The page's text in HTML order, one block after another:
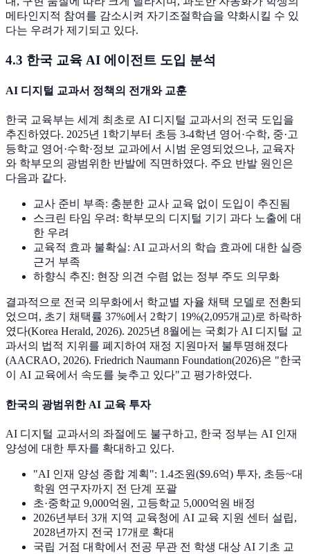
메타인지적 참여를 감소시켜 자기조절학습을 약화시킬 수 있
다는 우려가 제기되고 있다.
4.3 한국 교육 AI 에이전트 도입 분석
AI 디지털 교과서 정책의 전개와 교훈
한국 교육부는 세계 최초로 AI 디지털 교과서의 전국 도입을
추진하였다. 2025년 1학기부터 초등 3-4학년 영어·수학, 중·고
등학교 영어·수학·정보 교과에서 시범 운영되었으나, 교육자
와 학부모의 광범위한 반발에 직면하였다. 주요 반발 원인은
다음과 같다.
교사 준비 부족: 충분한 교사 교육 없이 도입이 추진됨
스크린 타임 우려: 학부모의 디지털 기기 과다 노출에 대
한 우려
교육적 효과 불확실: AI 교과서의 학습 효과에 대한 실증
근거 부족
하향식 추진: 현장 의견 수렴 없는 정부 주도 의무화
결과적으로 전국 의무화에서 학교별 자율 채택 모델로 전환되
었으며, 초기 채택률 37%에서 2학기 19%(2,095개교)로 하락하
였다(Korea Herald, 2026). 2025년 8월에는 국회가 AI 디지털 교
과서의 법적 지위를 폐지하여 재정 지원마저 불투명해졌다
(AACRAO, 2026). Friedrich Naumann Foundation(2026)은 "한국
이 AI 교육에서 속도를 늦추고 있다"고 평가하였다.
한국의 광범위한 AI 교육 투자
AI 디지털 교과서의 좌절에도 불구하고, 한국 정부는 AI 인재
양성에 대한 투자를 확대하고 있다.
"AI 인재 양성 종합 계획": 1.4조원($9.6억) 투자, 초등~대
학원 연구자까지 전 단계 포괄
초·중학교 9,000억원, 고등학교 5,000억원 배정
2026년부터 3개 지역 교육청에 AI 교육 지원 센터 설립,
2028년까지 전국 17개로 확대
국립 거점 대학에서 전공 무관 전 학생 대상 AI 기초 교